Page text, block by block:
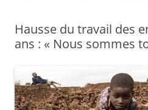
Hausse du travail des
ans : « Nous sommes